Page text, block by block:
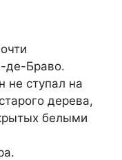
де-Браво.
не ступал на
дерева,
белыми